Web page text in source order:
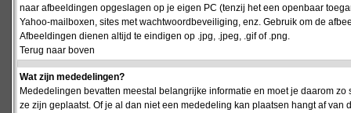
naar afbeeldingen opgeslagen op je eigen PC (tenzij het een openbaar
Yahoo-mailboxen, sites met wachtwoordbeveiliging, enz. Gebruik om de
Afbeeldingen dienen altijd te eindigen op .jpg, .jpeg, .gif of .png.
Terug naar boven
Wat zijn mededelingen?
Mededelingen bevatten meestal belangrijke informatie en moet je daarom
ze zijn geplaatst. Of je al dan niet een mededeling kan plaatsen hangt af